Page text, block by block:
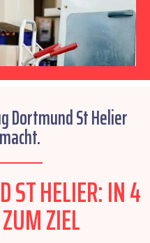
Dortmund St Helier
ST HELIER: IN 4
ZIEL